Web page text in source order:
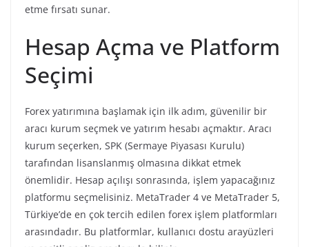
etme fırsatı sunar.
Hesap Açma ve Platform
Seçimi
Forex yatırımına başlamak için ilk adım, güvenilir bir
aracı kurum seçmek ve yatırım hesabı açmaktır. Aracı
kurum seçerken, SPK (Sermaye Piyasası Kurulu)
tarafından lisanslanmış olmasına dikkat etmek
önemlidir. Hesap açılışı sonrasında, işlem yapacağınız
platformu seçmelisiniz. MetaTrader 4 ve MetaTrader 5,
Türkiye’de en çok tercih edilen forex işlem platformları
arasındadır. Bu platformlar, kullanıcı dostu arayüzleri